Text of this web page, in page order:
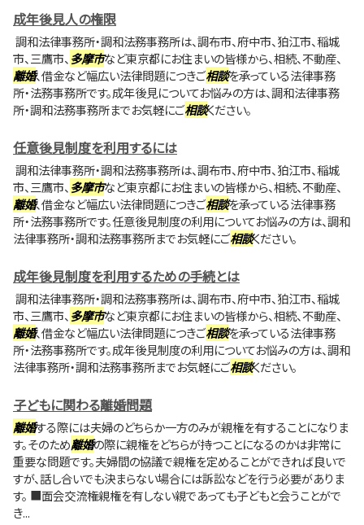
成年後見人の権限
調和法律事務所・調和法務事務所は、調布市、府中市、狛江市、稲城
市、三鷹市、 多摩市など東京都にお住まいの皆様から、相続、不動産、
離婚、借金など幅広い法律問題につきご相談を承っている法律事務
所・法務事務所です。成年後見についてお悩みの方は、調和法律事務
所・調和法務事務所までお気軽にご相談ください。
任意後見制度を利用するには
調和法律事務所・調和法務事務所は、調布市、府中市、狛江市、稲城
市、三鷹市、 多摩市など東京都にお住まいの皆様から、相続、不動産、
離婚、借金など幅広い法律問題につきご相談を承っている法律事務
所・法務事務所です。任意後見制度の利用についてお悩みの方は、調和
法律事務所・調和法務事務所までお気軽にご相談ください。
成年後見制度を利用するための手続とは
調和法律事務所・調和法務事務所は、調布市、府中市、狛江市、稲城
市、三鷹市、 多摩市など東京都にお住まいの皆様から、相続、不動産、
離婚、借金など幅広い法律問題につきご相談を承っている法律事務
所・法務事務所です。成年後見制度の利用についてお悩みの方は、調和
法律事務所・調和法務事務所までお気軽にご相談ください。
子どもに関わる離婚問題
離婚する際には夫婦のどちらか一方のみが親権を有することになりま
す。そのため離婚の際に親権をどちらが持つことになるのかは非常に
重要な問題です。夫婦間の協議で親権を定めることができれば良いで
すが、話し合いでも決まらない場合には訴訟などを行う必要がありま
す。 ■面会交流権親権を有しない親であっても子どもと会うことがで
き...